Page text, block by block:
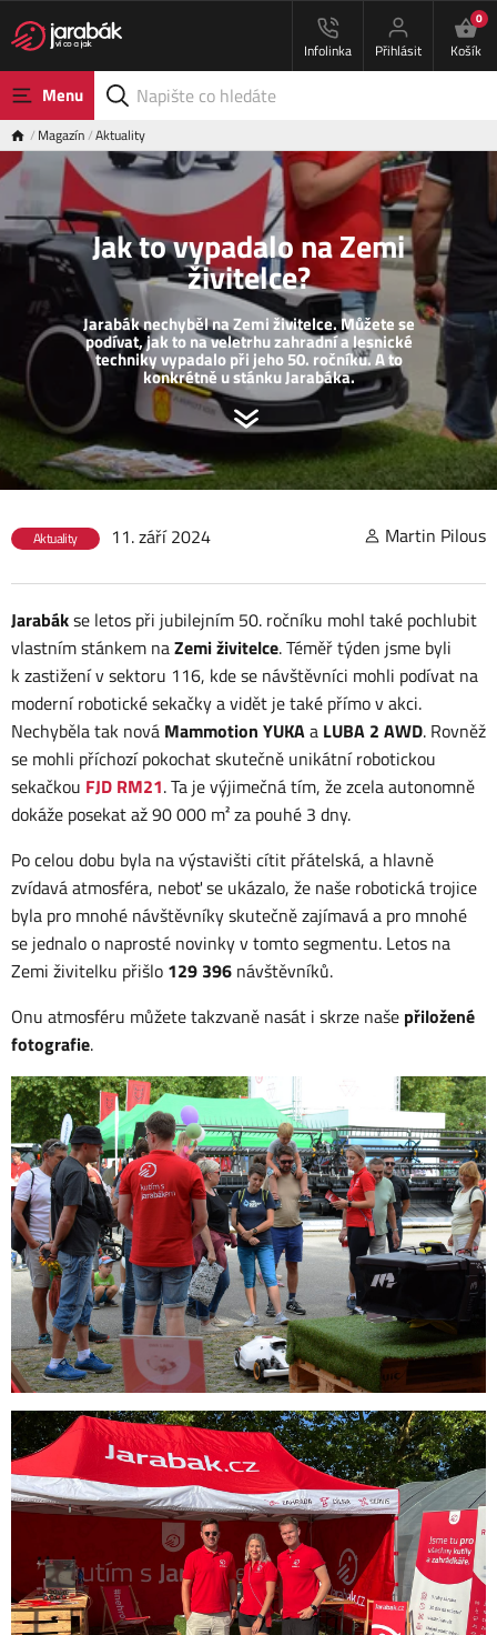
Infolinka Přihlásit
0
Košík
Menu
Magazín Aktuality
Jak to vypadalo na Zemi
živitelce?
Jarabák nechyběl na Zemi živitelce. Můžete se
podívat, jak to na veletrhu zahradní a lesnické
techniky vypadalo při jeho 50. ročníku. A to
konkrétně u stánku Jarabáka.
Aktuality 11. září 2024 Martin Pilous
Jarabákse letos při jubilejním 50. ročníku mohl také pochlubit
vlastním stánkem naZemi živitelce. Téměř týden jsme byli
k zastižení v sektoru 116, kde se návštěvníci mohli podívat na
moderní robotické sekačky a vidět je také přímo v akci.
Nechyběla tak nová Mammotion YUKAa LUBA 2 AWD. Rovněž
se mohli příchozí pokochat skutečně unikátní robotickou
sekačkou FJD RM21. Ta je výjimečná tím, že zcela autonomně
dokáže posekat až 90 000 m² za pouhé 3 dny.
Po celou dobu byla na výstavišti cítit přátelská, a hlavně
zvídavá atmosféra, neboť se ukázalo, že naše robotická trojice
byla pro mnohé návštěvníky skutečně zajímavá a pro mnohé
se jednalo o naprosté novinky v tomto segmentu. Letos na
Zemi živitelku přišlo 129 396 návštěvníků.
Onu atmosféru můžete takzvaně nasát i skrze naše přiložené
fotografie.